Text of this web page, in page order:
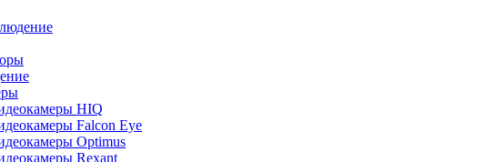
HIQ
Falcon Eye
Optimus
Rexant